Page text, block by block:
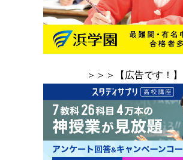
＞＞＞【広告です！】